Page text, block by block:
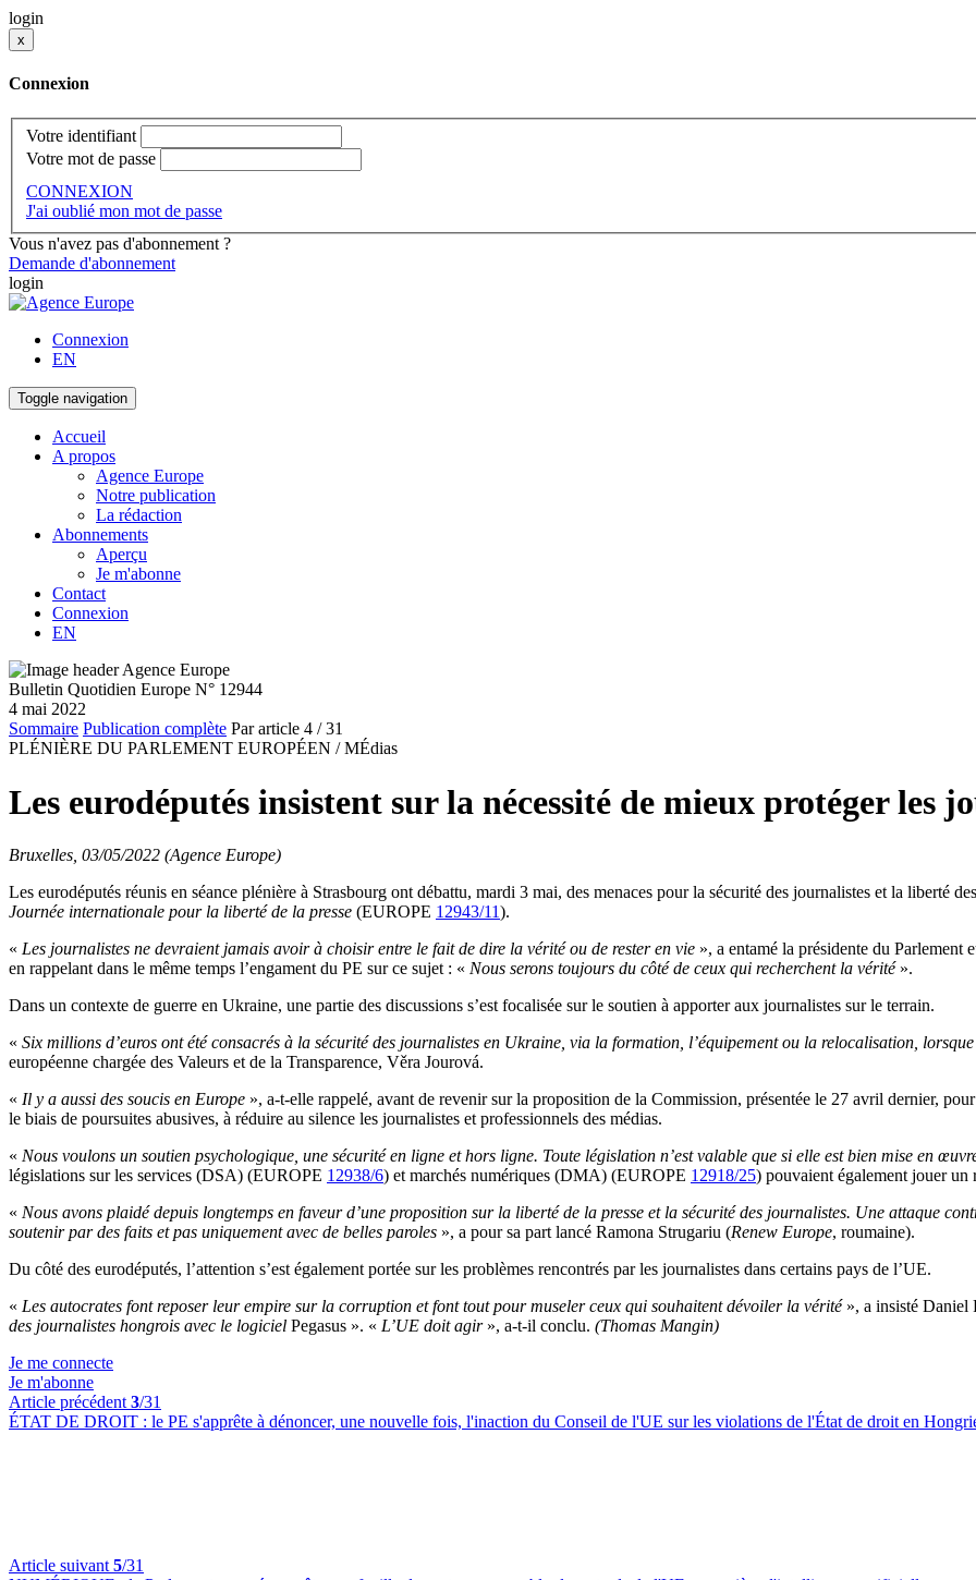
login
x
Connexion
Votre identifiant
Votre mot de passe
CONNEXION
J'ai oublié mon mot de passe
Vous n'avez pas d'abonnement ?
Demande d'abonnement
login
Connexion
EN
Toggle navigation
Accueil
A propos
Agence Europe
Notre publication
La rédaction
Abonnements
Aperçu
Je m'abonne
Contact
Connexion
EN
Bulletin Quotidien Europe N° 12944
4 mai 2022
Sommaire Publication complète Par article 4 / 31
PLÉNIÈRE DU PARLEMENT EUROPÉEN / MÉdias
Les eurodéputés insistent sur la nécessité de mieux protéger les
Bruxelles, 03/05/2022 (Agence Europe)
Les eurodéputés réunis en séance plénière à Strasbourg ont débattu, mardi 3 mai, des menaces pour la sécurité des journalistes et la liberté
Journée internationale pour la liberté de la presse (EUROPE 12943/11).
« Les journalistes ne devraient jamais avoir à choisir entre le fait de dire la vérité ou de rester en vie », a entamé la présidente du Parlement
en rappelant dans le même temps l’engament du PE sur ce sujet : « Nous serons toujours du côté de ceux qui recherchent la vérité ».
Dans un contexte de guerre en Ukraine, une partie des discussions s’est focalisée sur le soutien à apporter aux journalistes sur le terrain.
« Six millions d’euros ont été consacrés à la sécurité des journalistes en Ukraine, via la formation, l’équipement ou la relocalisation,
européenne chargée des Valeurs et de la Transparence, Věra Jourová.
« Il y a aussi des soucis en Europe », a-t-elle rappelé, avant de revenir sur la proposition de la Commission, présentée le 27 avril dernier,
le biais de poursuites abusives, à réduire au silence les journalistes et professionnels des médias.
« Nous voulons un soutien psychologique, une sécurité en ligne et hors ligne. Toute législation n’est valable que si elle est bien mise en
législations sur les services (DSA) (EUROPE 12938/6) et marchés numériques (DMA) (EUROPE 12918/25) pouvaient également jouer un
« Nous avons plaidé depuis longtemps en faveur d’une proposition sur la liberté de la presse et la sécurité des journalistes. Une attaque
soutenir par des faits et pas uniquement avec de belles paroles », a pour sa part lancé Ramona Strugariu (Renew Europe, roumaine).
Du côté des eurodéputés, l’attention s’est également portée sur les problèmes rencontrés par les journalistes dans certains pays de l’UE.
« Les autocrates font reposer leur empire sur la corruption et font tout pour museler ceux qui souhaitent dévoiler la vérité », a insisté Daniel
des journalistes hongrois avec le logiciel Pegasus ». « L’UE doit agir », a-t-il conclu. (Thomas Mangin)
Je me connecte
Je m'abonne
Article précédent 3/31
ÉTAT DE DROIT : le PE s'apprête à dénoncer, une nouvelle fois, l'inaction du Conseil de l'UE sur les violations de l'État de droit en
Article suivant 5/31